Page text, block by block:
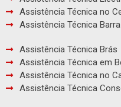
Assistência Técnica no
Assistência Técnica
Assistência Técnica Brás
Assistência Técnica em
Assistência Técnica no
Assistência Técnica